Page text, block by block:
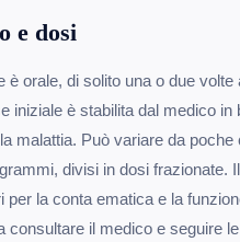
e dosi
è orale, di solito una o due volte
iniziale è stabilita dal medico in
malattia. Può variare da
divisi in dosi frazionate.
per la conta ematica e la
consultare il medico e seguire